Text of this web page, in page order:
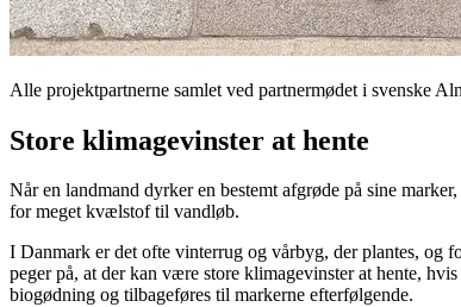
Alle projektpartnerne samlet ved partnermødet i svenske
Store klimagevinster at hente
Når en landmand dyrker en bestemt afgrøde på sine
for meget kvælstof til vandløb.
I Danmark er det ofte vinterrug og vårbyg, der plantes, og
peger på, at der kan være store klimagevinster at hente,
biogødning og tilbageføres til markerne efterfølgende.